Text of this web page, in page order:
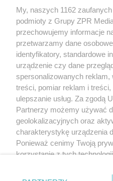
Żaden utwór zamieszczony w
rozpowszechniany lub dalej
tym także elektroniczny lub
eksploatacji w jakiejkolwiek formie,
bez pisemnej zgody właściciela
wykorzystanie utworów w całości
bez właściwej zgody, jest
prawnie.
O
My, naszych 1162
podmioty z Grupy ZPR
przechowujemy informacje
przetwarzamy dane
identyfikatory, standardowe
urządzenie czy dane
spersonalizowanych
treści, pomiar reklam i
ulepszanie usług. Za zgodą
Partnerzy możemy używać
geolokalizacyjnych oraz
charakterystykę urządzenia
Ponieważ cenimy Twoją
korzystanie z tych
zmienić/wycofać klikając